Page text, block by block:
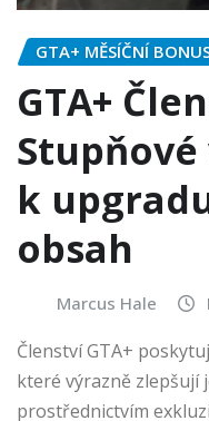
GTA+ MĚSÍČNÍ
GTA+
k
obsah
Marcus Hale
Členství GTA+
které výrazně zlepšují
prostřednictvím